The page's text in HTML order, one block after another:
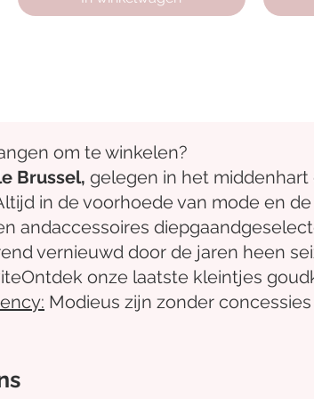
om te winkelen?
Brussel, gelegen in het middenhart
in de voorhoede van mode en
andaccessoires diepgaand
vernieuwd door de jaren heen
Ontdek onze laatste kleintjes
Modieus zijn zonder